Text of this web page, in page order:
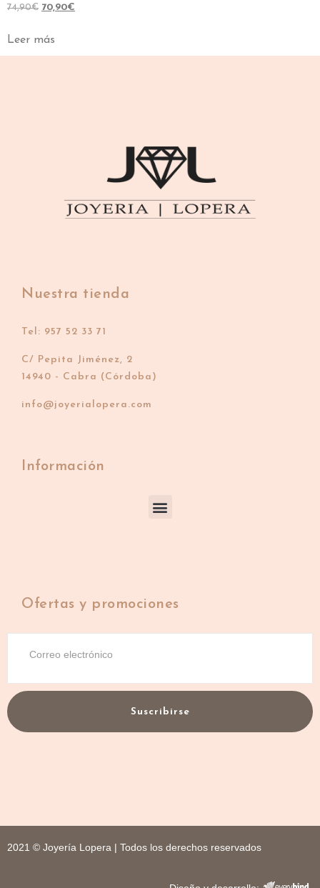
74,90€ 70,90€
Leer más
Nuestra tienda
Tel: 957 52 33 71
C/ Pepita Jiménez, 2
14940 - Cabra (Córdoba)
info@joyerialopera.com
Información
Ofertas y promociones
Suscribirse
2021 © Joyería Lopera | Todos los derechos reservados